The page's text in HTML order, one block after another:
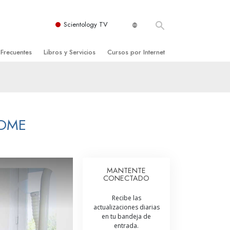
Scientology TV
de Scientology
Libros y Servicios
Introductorias
Iniciales
Cursos por Internet
Ayudas para Enfermedades y Lesiones
La Integridad y la Honestidad
La Escala Tonal Emocional
MANTENTE
CONECTADO
Recibe las
actualizaciones diarias
en tu bandeja de
entrada.